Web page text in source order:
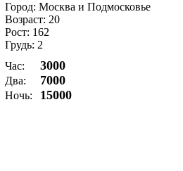
Город: Москва и Подмосковье
Возраст: 20
Рост: 162
Грудь: 2
Час:
3000
Два: 7000
Ночь: 15000